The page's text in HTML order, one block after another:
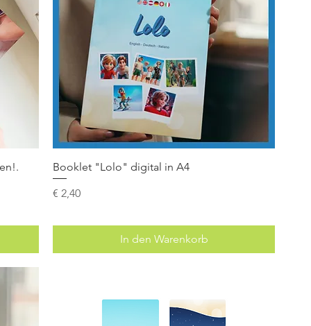
Booklet "Lolo" digital in A4
Preis
€ 2,40
In den Warenkorb